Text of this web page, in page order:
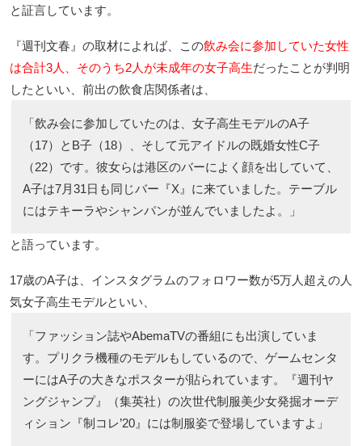
と証言しています。
『週刊文春』の取材によれば、この飲み会に参加していた女性
は合計3人、そのうち2人が未成年の女子高生だったことが判明
したといい、前出の飲食店関係者は、
「飲み会に参加していたのは、女子高生モデルのA子
（17）とB子（18）、そして元アイドルの既婚女性C子
（22）です。彼女らは港区のバーによく顔を出していて、
A子は7月31日も同じバー『X』に来ていました。テーブル
にはテキーラやシャンパンが並んでいましたよ。」
と語っています。
17歳のA子は、インスタグラムのフォロワー数が5万人超えの人
気女子高生モデルといい、
「ファッション誌やAbemaTVの番組にも出演していま
す。プリクラ機種のモデルもしているので、ゲームセンタ
ーにはA子の大きなポスターが貼られています。『週刊ヤ
ングジャンプ』（集英社）の次世代制服美少女発掘オーデ
ィション『制コレ’20』には制服姿で登場していますよ」